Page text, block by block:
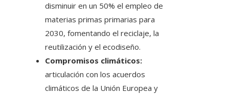
disminuir en un 50% el empleo de
materias primas primarias para
2030, fomentando el reciclaje, la
reutilización y el ecodiseño.
Compromisos climáticos:
articulación con los acuerdos
climáticos de la Unión Europea y